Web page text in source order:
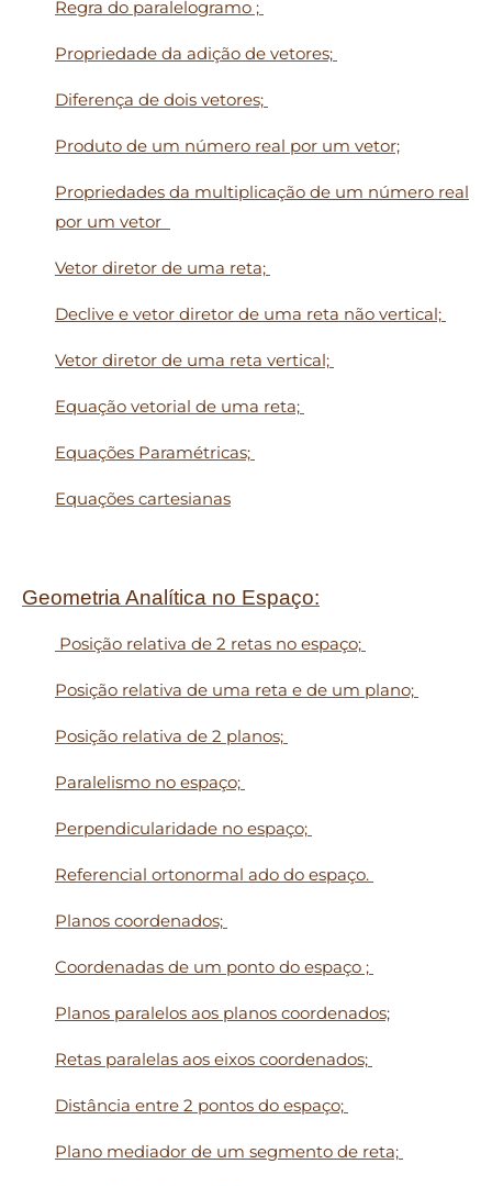
Regra do paralelogramo ;
Propriedade da adição de vetores;
Diferença de dois vetores;
Produto de um número real por um vetor;
Propriedades da multiplicação de um número real
por um vetor
Vetor diretor de uma reta;
Declive e vetor diretor de uma reta não vertical;
Vetor diretor de uma reta vertical;
Equação vetorial de uma reta;
Equações Paramétricas;
Equações cartesianas
Geometria Analítica no Espaço:
Posição relativa de 2 retas no espaço;
Posição relativa de uma reta e de um plano;
Posição relativa de 2 planos;
Paralelismo no espaço;
Perpendicularidade no espaço;
Referencial ortonormal ado do espaço.
Planos coordenados;
Coordenadas de um ponto do espaço ;
Planos paralelos aos planos coordenados;
Retas paralelas aos eixos coordenados;
Distância entre 2 pontos do espaço;
Plano mediador de um segmento de reta;